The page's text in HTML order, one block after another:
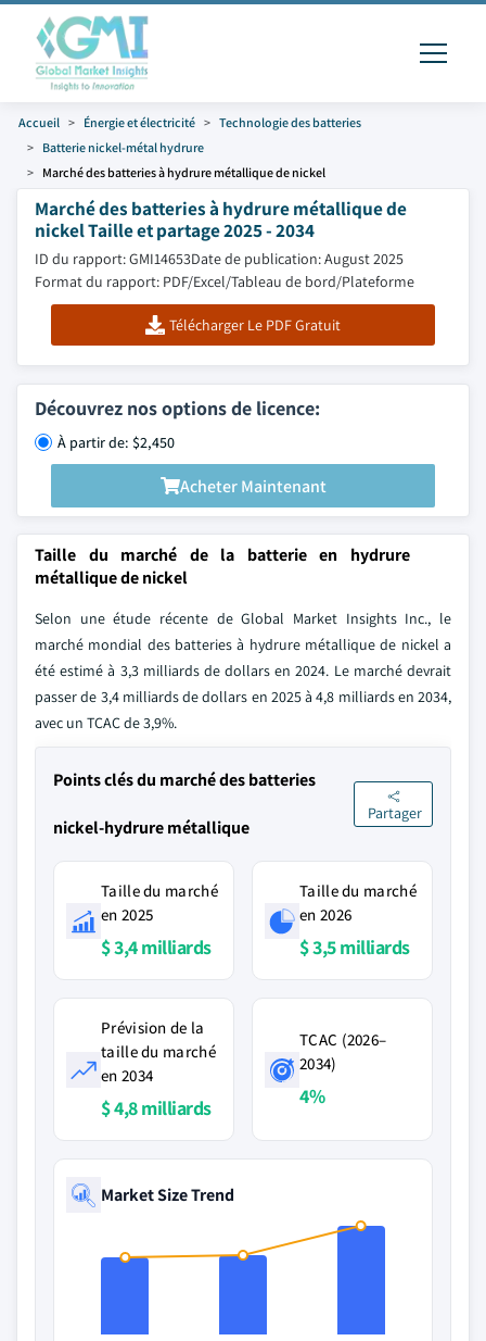
Accueil Énergie et électricité
Technologie des batteries
Batterie nickel-métal hydrure
Marché des batteries à hydrure métallique de nickel
Marché des batteries à hydrure métallique de
nickel Taille et partage 2025 - 2034
ID du rapport: GMI14653Date de publication: August 2025
Format du rapport: PDF/Excel/Tableau de bord/Plateforme
Télécharger Le PDF Gratuit
Découvrez nos options de licence:
À partir de: $2,450
Acheter Maintenant
Taille du marché de la batterie en hydrure
métallique de nickel
Selon une étude récente de Global Market Insights Inc., le
marché mondial des batteries à hydrure métallique de nickel a
été estimé à 3,3 milliards de dollars en 2024. Le marché devrait
passer de 3,4 milliards de dollars en 2025 à 4,8 milliards en 2034,
avec un TCAC de 3,9%.
Points clés du marché des batteries
nickel-hydrure métallique
Partager
Taille du marché
en 2025
$ 3,4 milliards
Taille du marché
en 2026
$ 3,5 milliards
Prévision de la
taille du marché
en 2034
$ 4,8 milliards
TCAC (2026–
2034)
4%
Market Size Trend